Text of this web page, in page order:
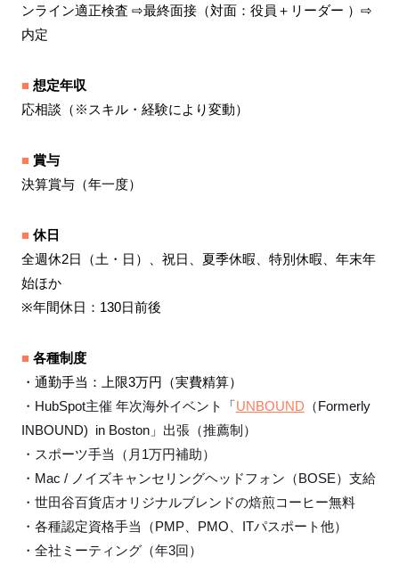
ンライン適正検査 ⇨最終面接（対面：役員＋リーダー ）⇨
内定
■ 想定年収
応相談（ ※スキル・経験により変動）
■ 賞与
決算賞与（年一度）
■ 休日
全週休2日（土・日）、祝日、夏季休暇、特別休暇、年末年
始ほか
※年間休日：130日前後
■ 各種制度
・通勤手当：上限3万円（実費精算）
・HubSpot主催 年次海外イベント「UNBOUND （Formerly
INBOUND) in Boston」出張（推薦制）
・スポーツ手当（月1万円補助）
・Mac / ノイズキャンセリングヘッドフォン（BOSE）支給
・世田谷百貨店オリジナルブレンドの焙煎コーヒー無料
・各種認定資格手当（PMP、PMO、ITパスポート他）
・全社ミーティング（年3回）